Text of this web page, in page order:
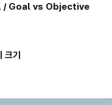
/ Goal vs Objective
기